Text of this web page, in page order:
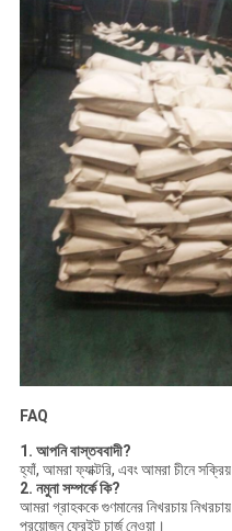
FAQ
1. আপনি বাস্তববাদী?
হ্যাঁ, আমরা ফ্যাক্টরি, এবং আমরা চীনে
2. নমুনা সম্পর্কে কি?
আমরা গ্রাহককে গুণমানের নিখরচায়
প্রয়োজন ফ্রেইট চার্জ নেওয়া।